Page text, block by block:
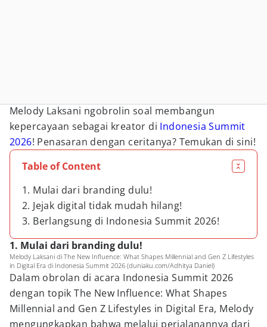
Melody Laksani ngobrolin soal membangun
kepercayaan sebagai kreator di Indonesia Summit
2026! Penasaran dengan ceritanya? Temukan di sini!
Table of Content
1. Mulai dari branding dulu!
2. Jejak digital tidak mudah hilang!
3. Berlangsung di Indonesia Summit 2026!
1. Mulai dari branding dulu!
Melody Laksani di The New Influence: What Shapes Millennial and Gen Z Lifestyles
in Digital Era di Indonesia Summit 2026 (duniaku.com/Adhitya Daniel)
Dalam obrolan di acara Indonesia Summit 2026
dengan topik The New Influence: What Shapes
Millennial and Gen Z Lifestyles in Digital Era, Melody
mengungkapkan bahwa melalui perjalanannya dari